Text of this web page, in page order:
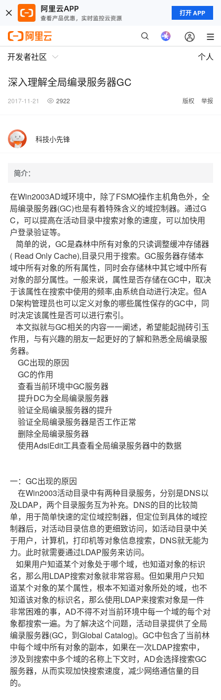
打开 APP
开发者社区 个人
深入理解全局编录服务器GC
2017-11-21 2922 版权 举报
科技小先锋
简介：
在Win2003AD域环境中，除了FSMO操作主机角色外，全
局编录服务器(GC)也是有着特殊含义的域控制器。通过G
C，可以提高在活动目录中搜索对象的速度，可以加快用
户登录验证等。
简单的说，GC是森林中所有对象的只读调整缓冲存储器
( Read Only Cache),目录只用于搜索。GC服务器存储本
域中所有对象的所有属性，同时会存储林中其它域中所有
对象的部分属性。一般来说，属性是否存储在GC中，取决
于该属性在搜索中使用的频率,由系统自动进行决定。但A
D架构管理员也可以定义对象的哪些属性保存的GC中，同
时决定该属性是否可以进行索引。
本文拟就与GC相关的内容一一阐述，希望能起抛砖引玉
作用，与有兴趣的朋友一起更好的了解和熟悉全局编录服
务器。
GC出现的原因
GC的作用
查看当前环境中GC服务器
提升DC为全局编录服务器
验证全局编录服务器的提升
验证全局编录服务器是否工作正常
删除全局编录服务器
使用AdsiEdit工具查看全局编录服务器中的数据
一：GC出现的原因
在Win2003活动目录中有两种目录服务，分别是DNS以
及LDAP，两个目录服务互为补充。DNS的目的比较简
单，用于简单快速的定位域控制器，但定位到具体的域控
制器后，对活动目录信息的更细致访问，如活动目录中关
于用户，计算机，打印机等对象信息搜索，DNS就无能为
力。此时就需要通过LDAP服务来访问。
如果用户知道某个对象处于哪个域，也知道对象的标识
名，那么用LDAP搜索对象就非常容易。但如果用户只知
道某个对象的某个属性，根本不知道对象所处的域，也不
知道该对象的标识名，那么使用LDAP来搜索对象是一件
非常困难的事，AD不得不对当前环境中每一个域的每个对
象都搜索一遍。为了解决这个问题，活动目录提供了全局
编录服务器(GC，到Global Catalog)。GC中包含了当前林
中每个域中所有对象的副本，如果在一次LDAP搜索中，
涉及到搜索中多个域的名称上下文时，AD会选择搜索GC
服务器，从而实现加快搜索速度，减少网络通信量的目
的。